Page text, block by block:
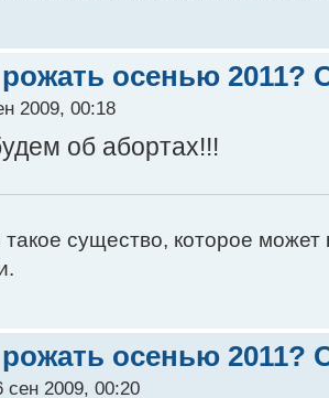
осенью 2011?
2009, 00:18
об абортах!!!
такое существо, которое
осенью 2011?
сен 2009, 00:20